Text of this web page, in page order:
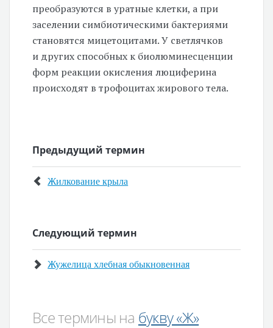
преобразуются в уратные клетки, а при
заселении симбиотическими бактериями
становятся мицетоцитами. У светлячков
и других способных к биолюминесценции
форм реакции окисления люциферина
происходят в трофоцитах жирового тела.
Предыдущий термин
Жилкование крыла
Следующий термин
Жужелица хлебная обыкновенная
Все термины на букву «Ж»